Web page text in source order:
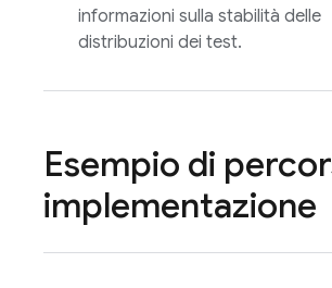
informazioni sulla stabilità delle
distribuzioni dei test.
Esempio di
implementazione